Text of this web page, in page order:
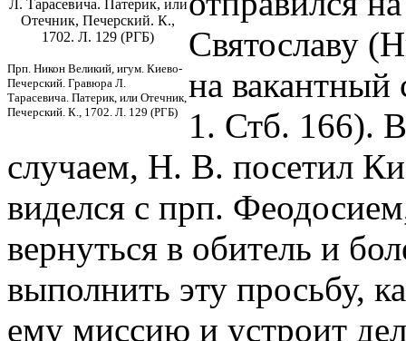
Л. Тарасевича. Патерик, или
Отечник, Печерский. К.,
1702. Л. 129 (РГБ)
Прп. Никон Великий, игум. Киево-
Печерский. Гравюра Л.
Тарасевича. Патерик, или Отечник,
Печерский. К., 1702. Л. 129 (РГБ)
Святославу
на
1. Стб. 166).
случаем, Н. В. посетил
виделся с прп.
вернуться в обитель и
выполнить эту просьбу,
ему миссию и устроит